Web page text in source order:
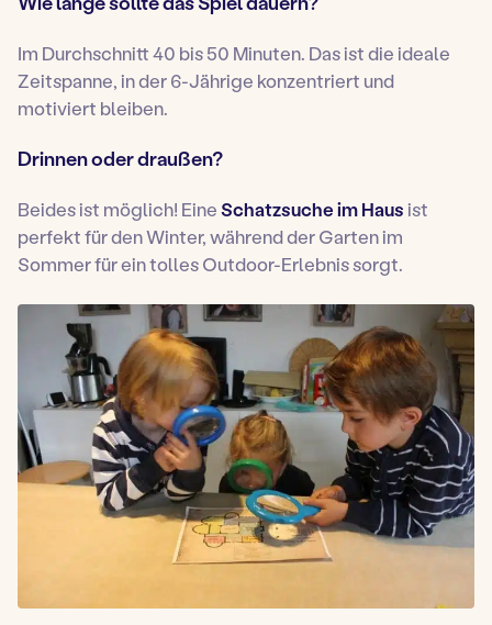
Im Durchschnitt 40 bis 50 Minuten. Das ist die ideale
Zeitspanne, in der 6-Jährige konzentriert und
motiviert bleiben.
Drinnen oder draußen?
Beides ist möglich! EineSchatzsuche im Hausist
perfekt für den Winter, während der Garten im
Sommer für ein tolles Outdoor-Erlebnis sorgt.